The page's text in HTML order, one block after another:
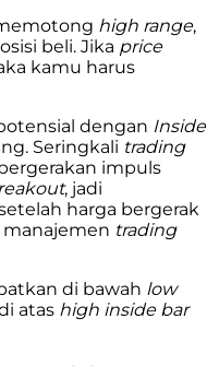
high range,
beli. Jika price
kamu harus
dengan Inside
Seringkali trading
impuls
, jadi
harga bergerak
manajemen trading
di bawah low
atas high inside bar